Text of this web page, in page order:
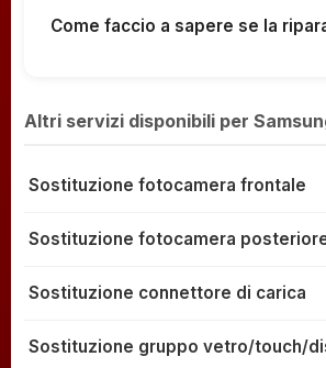
Come faccio a sapere se la
Altri servizi disponibili per
Sostituzione fotocamera frontale
Sostituzione fotocamera
Sostituzione connettore di carica
Sostituzione gruppo vetro/touch/